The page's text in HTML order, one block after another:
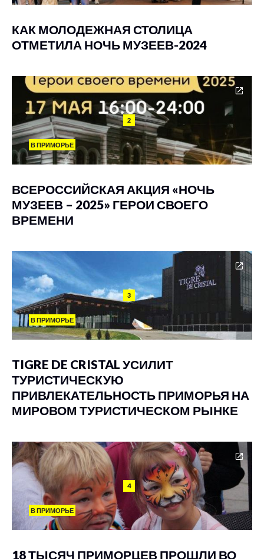
КАК МОЛОДЕЖНАЯ СТОЛИЦА
ОТМЕТИЛА НОЧЬ МУЗЕЕВ-2024
2
В ПРИМОРЬЕ
ВСЕРОССИЙСКАЯ АКЦИЯ «НОЧЬ
МУЗЕЕВ – 2025» ГЕРОИ СВОЕГО
ВРЕМЕНИ
3
В ПРИМОРЬЕ
TIGRE DE CRISTAL УСИЛИТ
ТУРИСТИЧЕСКУЮ
ПРИВЛЕКАТЕЛЬНОСТЬ ПРИМОРЬЯ НА
МИРОВОМ ТУРИСТИЧЕСКОМ РЫНКЕ
4
В ПРИМОРЬЕ
18 ТЫСЯЧ ПРИМОРЦЕВ ПРОШЛИ ВО